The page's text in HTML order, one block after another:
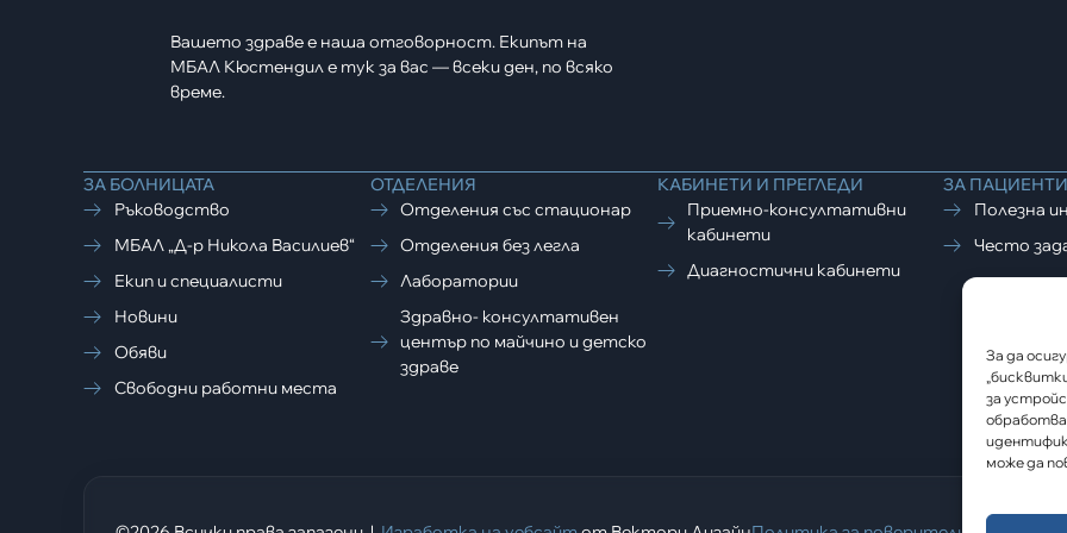
За да
за
може да
Вашето здраве е наша отговорност. Екипът на
МБАЛ Кюстендил е тук за вас — всеки ден, по всяко
време.
ЗА БОЛНИЦАТА
Ръководство
МБАЛ „Д-р Никола Василиев“
Екип и специалисти
Новини
Обяви
Свободни работни места
ОТДЕЛЕНИЯ
Отделения със стационар
Отделения без легла
Лаборатории
Здравно- консултативен
център по майчино и детско
здраве
КАБИНЕТИ И ПРЕГЛЕДИ
Приемно-консултативни
кабинети
Диагностични кабинети
ЗА ПАЦИЕНТИ
Полезна
Често